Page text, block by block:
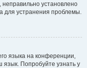
установлено
для устранения проблемы.
языка на конференции,
язык. Попробуйте узнать у